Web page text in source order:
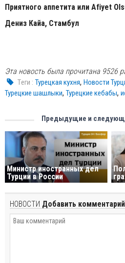
Приятного аппетита или Afiyet
Дениз Кайа, Стамбул
Эта новость была прочитана 9526
Tеги : Турецкая кухня,Новости
Турецкие шашлыки, Турецкие кебабы,
Предыдущие и
Министр иностранных дел
Турции в России
НОВОСТИ Добавить комментарий